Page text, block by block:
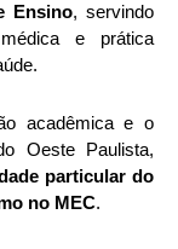
Ensino, servindo
e prática
acadêmica e o
Oeste Paulista,
particular do
no MEC.